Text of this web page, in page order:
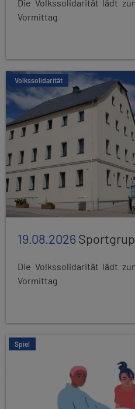
Die Volkssolidarität lädt
Vormittag
Volkssolidarität
19.08.2026
Die Volkssolidarität lädt
Vormittag
Spiel